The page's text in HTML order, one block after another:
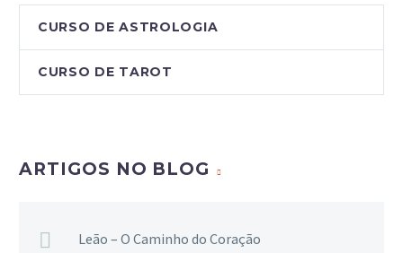
CURSO DE ASTROLOGIA
CURSO DE TAROT
ARTIGOS NO BLOG
Leão – O Caminho do Coração